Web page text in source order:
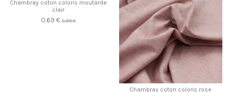
Chambray coton coloris moutarde
clair
0,69 €0,99 €
Chambray coton coloris rose